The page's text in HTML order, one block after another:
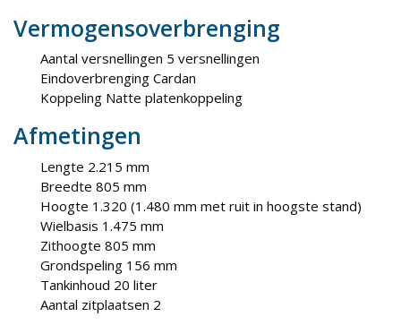
Vermogensoverbrenging
Aantal versnellingen 5 versnellingen
Eindoverbrenging Cardan
Koppeling Natte platenkoppeling
Afmetingen
Lengte 2.215 mm
Breedte 805 mm
Hoogte 1.320 (1.480 mm met ruit in hoogste stand)
Wielbasis 1.475 mm
Zithoogte 805 mm
Grondspeling 156 mm
Tankinhoud 20 liter
Aantal zitplaatsen 2